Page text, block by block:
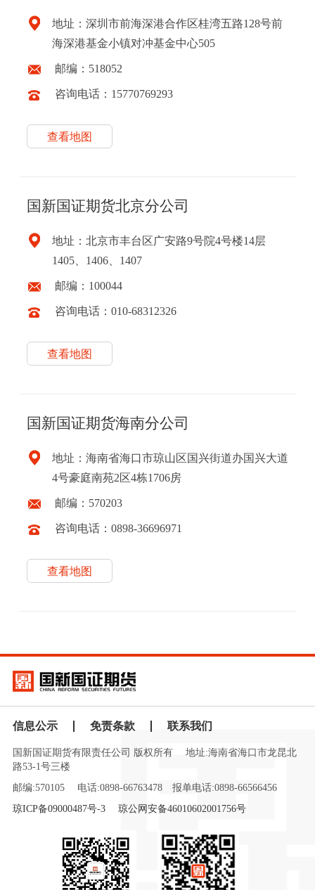
地址：深圳市前海深港合作区桂湾五路128号前
海深港基金小镇对冲基金中心505
邮编：518052
咨询电话：15770769293
查看地图
国新国证期货北京分公司
地址：北京市丰台区广安路9号院4号楼14层
1405、1406、1407
邮编：100044
咨询电话：010-68312326
查看地图
国新国证期货海南分公司
地址：海南省海口市琼山区国兴街道办国兴大道
4号豪庭南苑2区4栋1706房
邮编：570203
咨询电话：0898-36696971
查看地图
信息公示 免责条款 联系我们
国新国证期货有限责任公司 版权所有
地址:海南省海口市龙昆北
路53-1号三楼
邮编:570105
电话:0898-66763478
报单电话:0898-66566456
琼ICP备09000487号-3
琼公网安备46010602001756号